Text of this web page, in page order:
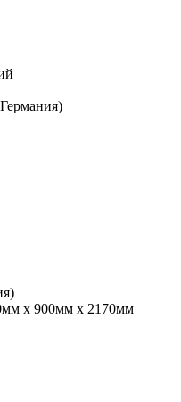
х 900мм х 2170мм